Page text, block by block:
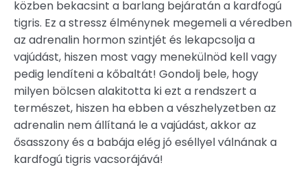
közben bekacsint a barlang bejáratán a kardfogú
tigris. Ez a stressz élménynek megemeli a véredben
az adrenalin hormon szintjét és lekapcsolja a
vajúdást, hiszen most vagy menekülnöd kell vagy
pedig lendíteni a kőbaltát! Gondolj bele, hogy
milyen bölcsen alakitotta ki ezt a rendszert a
természet, hiszen ha ebben a vészhelyzetben az
adrenalin nem állítaná le a vajúdást, akkor az
ősasszony és a babája elég jó eséllyel válnának a
kardfogú tigris vacsorájává!